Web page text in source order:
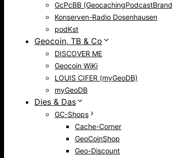
GcPcBB
Konserven-Radio Dosenhausen
podKst
Geocoin, TB & Co
DISCOVER ME
Geocoin WiKi
LOUIS CIFER (myGeoDB)
myGeoDB
Dies & Das
GC-Shops
Cache-Corner
GeoCoinShop
Geo-Discount